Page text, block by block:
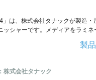
」は、株式会社タナックが製造
ッシャーです。メディアをラミネ
、不要な材料を取り除くことがで
するためのコンパクトなシステ
てブラックマークを指定位置に配
イスに対応できます。在庫コスト
製
株式会社タナック